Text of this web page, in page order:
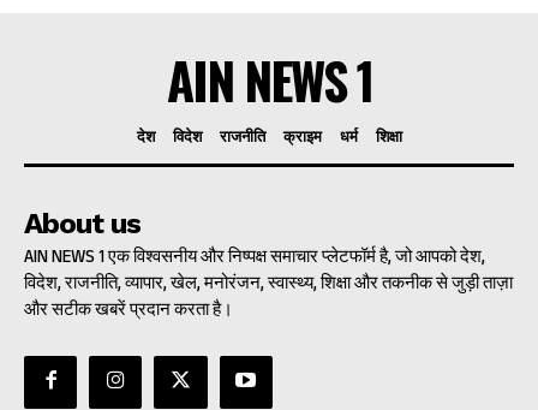
AIN NEWS 1
देश विदेश राजनीति क्राइम धर्म शिक्षा
About us
AIN NEWS 1 एक विश्वसनीय और निष्पक्ष समाचार प्लेटफॉर्म है, जो आपको देश,
विदेश, राजनीति, व्यापार, खेल, मनोरंजन, स्वास्थ्य, शिक्षा और तकनीक से जुड़ी ताज़ा
और सटीक खबरें प्रदान करता है।